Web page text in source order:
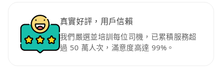
真實好評，用戶信賴
我們嚴選並培訓每位司機，已累積服務超
過 50 萬人次，滿意度高達 99%。